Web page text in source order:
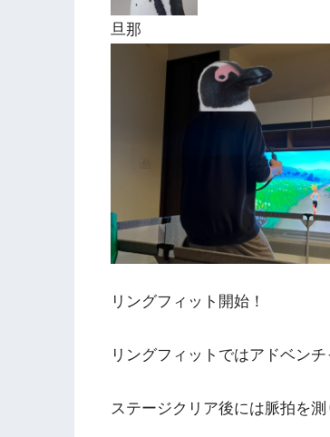
旦那
リングフィット開始！
リングフィットではアドベン
ステージクリア後には脈拍を